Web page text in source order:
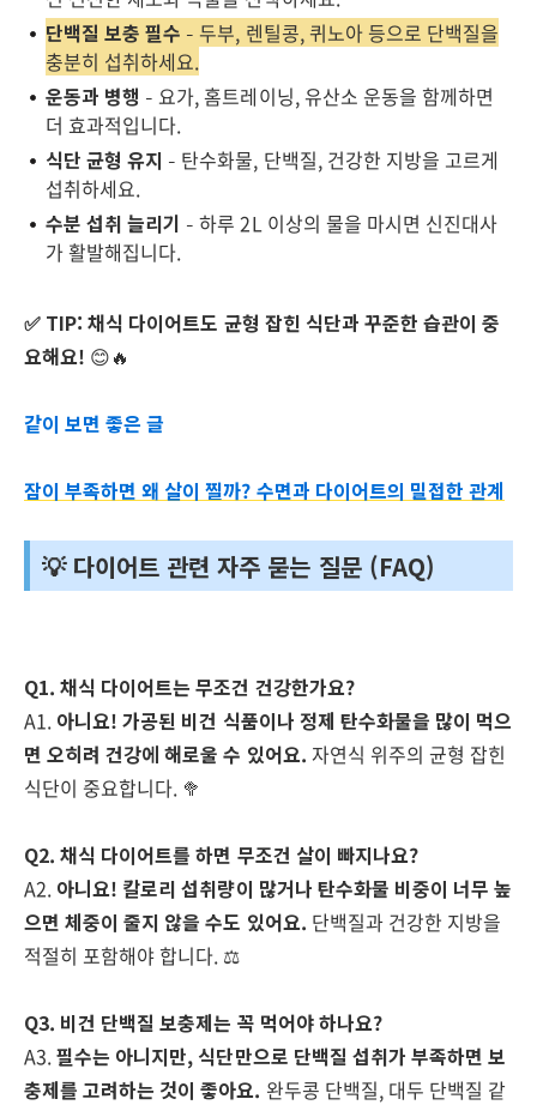
단백질 보충 필수 – 두부, 렌틸콩, 퀴노아 등으로 단백질을
충분히 섭취하세요.
운동과 병행 – 요가, 홈트레이닝, 유산소 운동을 함께하면
더 효과적입니다.
식단 균형 유지 – 탄수화물, 단백질, 건강한 지방을 고르게
섭취하세요.
수분 섭취 늘리기 – 하루 2L 이상의 물을 마시면 신진대사
가 활발해집니다.
✅ TIP: 채식 다이어트도 균형 잡힌 식단과 꾸준한 습관이 중
요해요! 😊🔥
같이 보면 좋은 글
잠이 부족하면 왜 살이 찔까? 수면과 다이어트의 밀접한 관계
💡 다이어트 관련 자주 묻는 질문 (FAQ)
Q1. 채식 다이어트는 무조건 건강한가요?
A1. 아니요! 가공된 비건 식품이나 정제 탄수화물을 많이 먹으
면 오히려 건강에 해로울 수 있어요. 자연식 위주의 균형 잡힌
식단이 중요합니다. 🥦
Q2. 채식 다이어트를 하면 무조건 살이 빠지나요?
A2. 아니요! 칼로리 섭취량이 많거나 탄수화물 비중이 너무 높
으면 체중이 줄지 않을 수도 있어요. 단백질과 건강한 지방을
적절히 포함해야 합니다. ⚖️
Q3. 비건 단백질 보충제는 꼭 먹어야 하나요?
A3.필수는 아니지만, 식단만으로 단백질 섭취가 부족하면 보
충제를 고려하는 것이 좋아요. 완두콩 단백질, 대두 단백질 같